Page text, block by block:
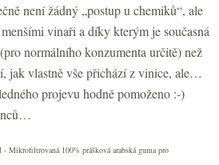
není žádný „postup u chemiků“, ale
vinaři a díky kterým je současná
normálního konzumenta určitě) než
jak vlastně vše přichází z vinice, ale…
projevu hodně pomoženo :-)
100% prášková arabská guma pro